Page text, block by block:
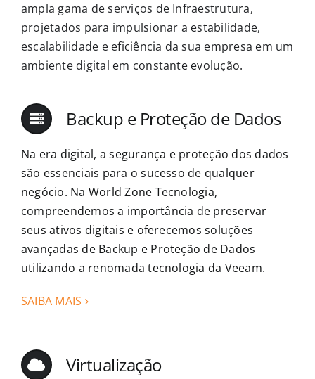
ampla gama de serviços de Infraestrutura,
projetados para impulsionar a estabilidade,
escalabilidade e eficiência da sua empresa em um
ambiente digital em constante evolução.
Backup e Proteção de Dados
Na era digital, a segurança e proteção dos dados
são essenciais para o sucesso de qualquer
negócio. Na World Zone Tecnologia,
compreendemos a importância de preservar
seus ativos digitais e oferecemos soluções
avançadas de Backup e Proteção de Dados
utilizando a renomada tecnologia da Veeam.
SAIBA MAIS
Virtualização